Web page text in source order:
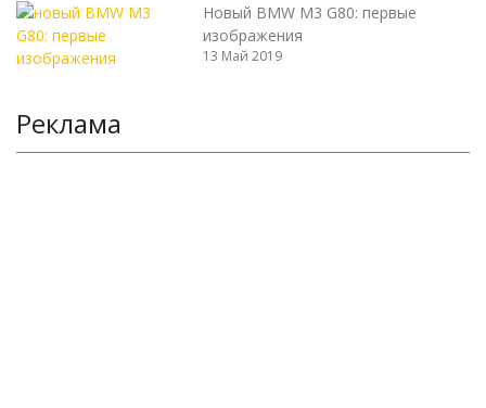
Новый BMW M3 G80: первые
изображения
13 Май 2019
Реклама